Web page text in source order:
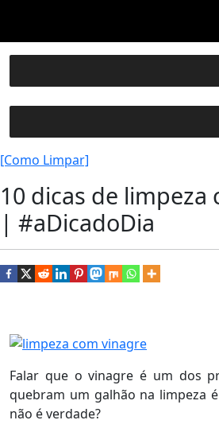
[Como Limpar]
10 dicas de limpeza
| #aDicadoDia
Falar que o vinagre é um dos
quebram um galhão na limpeza
não é verdade?